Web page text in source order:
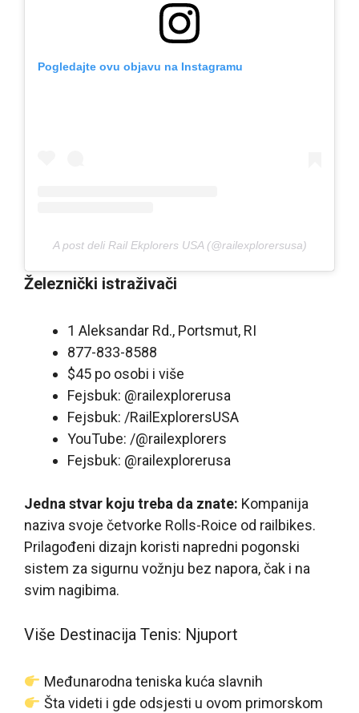
Pogledajte ovu objavu na Instagramu
A post deli Rail Ekplorers USA (@railexplorersusa)
Železnički istraživači
1 Aleksandar Rd., Portsmut, RI
877-833-8588
$45 po osobi i više
Fejsbuk: @railexplorerusa
Fejsbuk: /RailExplorersUSA
YouTube: /@railexplorers
Fejsbuk: @railexplorerusa
Jedna stvar koju treba da znate: Kompanija
naziva svoje četvorke Rolls-Roice od railbikes.
Prilagođeni dizajn koristi napredni pogonski
sistem za sigurnu vožnju bez napora, čak i na
svim nagibima.
Više Destinacija Tenis: Njuport
Međunarodna teniska kuća slavnih
Šta videti i gde odsjesti u ovom primorskom